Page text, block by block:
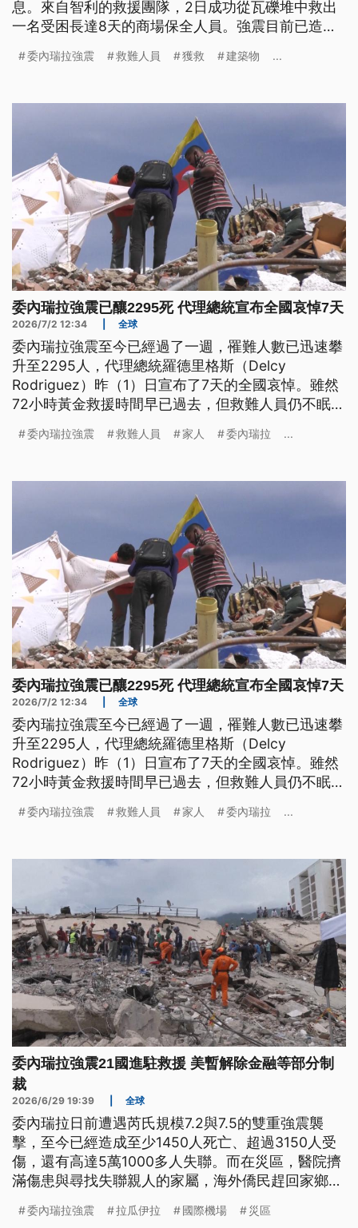
息。來自智利的救援團隊，2日成功從瓦礫堆中救出
一名受困長達8天的商場保全人員。強震目前已造成
怕將持續攀升。
委內瑞拉強震 救難人員 獲救 建築物 ...
委內瑞拉強震已釀2295死 代理總統宣布全國哀悼7天
2026/7/2 12:34 全球
委內瑞拉強震至今已經過了一週，罹難人數已迅速攀
升至2295人，代理總統羅德里格斯（Delcy
Rodriguez）昨（1）日宣布了7天的全國哀悼。雖然
72小時黃金救援時間早已過去，但救難人員仍不眠不
男子，全家都被埋在瓦礫堆下，但他仍抱著一絲希
委內瑞拉強震 救難人員 家人 委內瑞拉 ...
委內瑞拉強震已釀2295死 代理總統宣布全國哀悼7天
2026/7/2 12:34 全球
委內瑞拉強震至今已經過了一週，罹難人數已迅速攀
升至2295人，代理總統羅德里格斯（Delcy
Rodriguez）昨（1）日宣布了7天的全國哀悼。雖然
72小時黃金救援時間早已過去，但救難人員仍不眠不
男子，全家都被埋在瓦礫堆下，但他仍抱著一絲希
委內瑞拉強震 救難人員 家人 委內瑞拉 ...
委內瑞拉強震21國進駐救援 美暫解除金融等部分制
裁
2026/6/29 19:39 全球
委內瑞拉日前遭遇芮氏規模7.2與7.5的雙重強震襲
擊，至今已經造成至少1450人死亡、超過3150人受
傷，還有高達5萬1000多人失聯。而在災區，醫院擠
滿傷患與尋找失聯親人的家屬，海外僑民趕回家鄉投
際間已經有21個國家陸續派出搜救及醫療團隊相助，
委內瑞拉強震 拉瓜伊拉 國際機場 災區